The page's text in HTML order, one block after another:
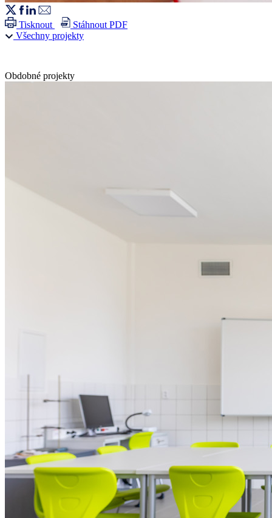
Tisknout
Stáhnout PDF
Všechny projekty
Obdobné projekty